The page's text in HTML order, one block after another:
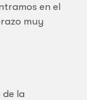
en el
muy
de la